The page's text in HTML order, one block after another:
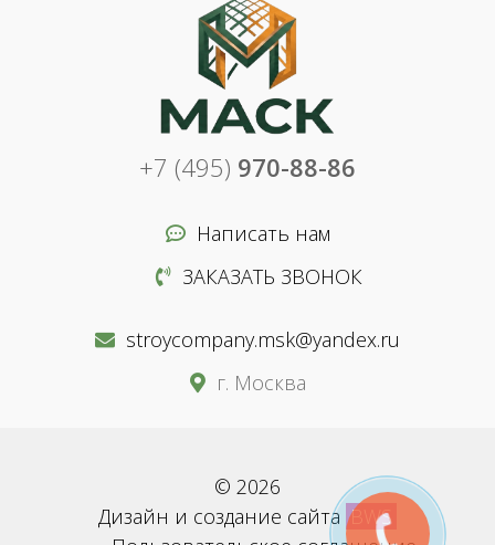
+7 (495) 970-88-86
Написать нам
ЗАКАЗАТЬ ЗВОНОК
stroycompany.msk@yandex.ru
г. Москва
© 2026
Дизайн и создание сайта BWS